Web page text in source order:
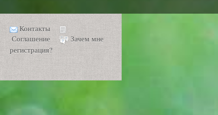
Контакты
Соглашение
Зачем мне
регистрация?